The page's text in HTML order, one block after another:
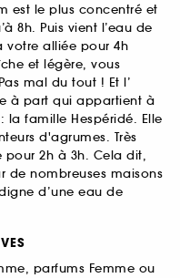
est le plus concentré et
8h. Puis vient l’eau de
votre alliée pour 4h
et légère, vous
mal du tout ! Et l’
à part qui appartient à
famille Hespéridé. Elle
d'agrumes. Très
pour 2h à 3h. Cela dit,
de nombreuses maisons
d’une eau de
parfums Femme ou